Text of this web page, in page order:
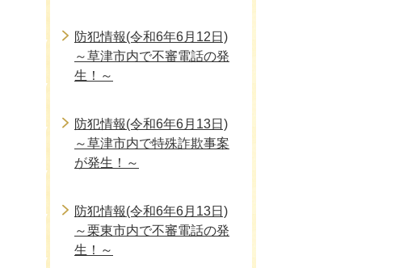
防犯情報(令和6年6月12日)
～草津市内で不審電話の発
生！～
防犯情報(令和6年6月13日)
～草津市内で特殊詐欺事案
が発生！～
防犯情報(令和6年6月13日)
～栗東市内で不審電話の発
生！～